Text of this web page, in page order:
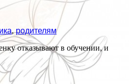
,родителям
отказывают в обучении, и